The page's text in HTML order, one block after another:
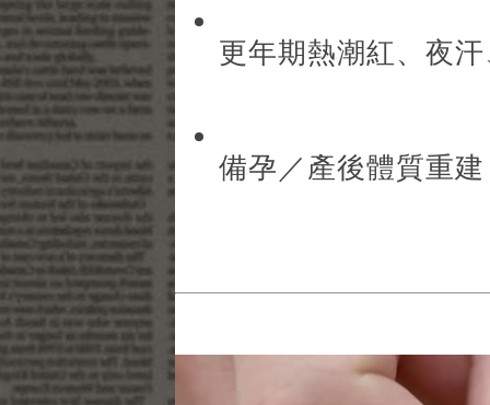
更年期熱潮紅、夜
備孕／產後體質重建